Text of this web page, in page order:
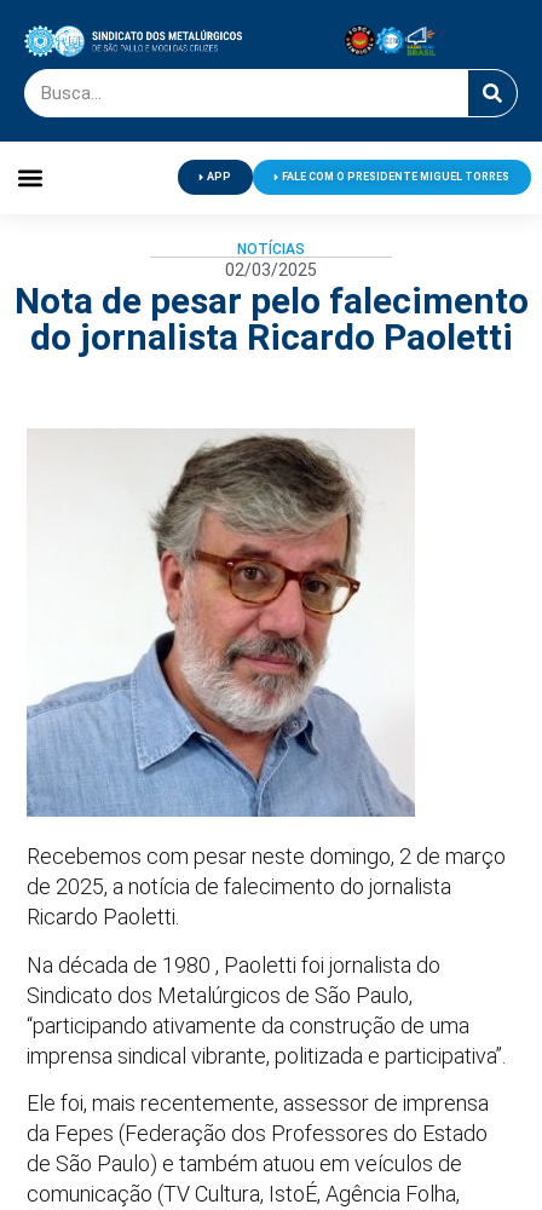
APP FALE COM O PRESIDENTE MIGUEL TORRES
NOTÍCIAS
02/03/2025
Nota de pesar pelo falecimento
do jornalista Ricardo Paoletti
Recebemos com pesar neste domingo, 2 de março
de 2025, a notícia de falecimento do jornalista
Ricardo Paoletti.
Na década de 1980 , Paoletti foi jornalista do
Sindicato dos Metalúrgicos de São Paulo,
“participando ativamente da construção de uma
imprensa sindical vibrante, politizada e participativa”.
Ele foi, mais recentemente, assessor de imprensa
da Fepes (Federação dos Professores do Estado
de São Paulo) e também atuou em veículos de
comunicação (TV Cultura, IstoÉ, Agência Folha,